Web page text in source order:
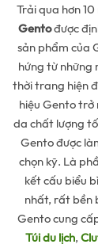
Trải qua hơn
Gentođược
sản phẩm của
hứng từ những
thời trang hiện
hiệu Gento trở
da chất lượng
Gento được
chọn kỹ. Là
kết cấu biểu
nhất, rất bền
Gento cung
Túi du lịch,